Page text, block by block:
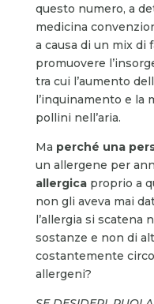
questo numero, a
medicina
a causa di un mix di
promuovere
tra cui l’aumento
l’inquinamento e la
pollini nell’aria.
Ma perché una
un allergene per
allergica proprio a
non gli aveva mai
l’allergia si scatena
sostanze e non di
costantemente
allergeni?